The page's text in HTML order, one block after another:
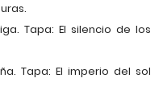
Tapa: El silencio de los
Tapa: El imperio del sol